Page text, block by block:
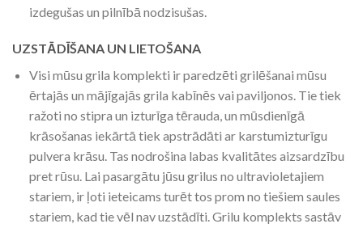
izdegušas un pilnībā nodzisušas.
UZSTĀDĪŠANA UN LIETOŠANA
Visi mūsu grila komplekti ir paredzēti grilēšanai mūsu
ērtajās un mājīgajās grila kabīnēs vai paviljonos. Tie tiek
ražoti no stipra un izturīga tērauda, un mūsdienīgā
krāsošanas iekārtā tiek apstrādāti ar karstumizturīgu
pulvera krāsu. Tas nodrošina labas kvalitātes aizsardzību
pret rūsu. Lai pasargātu jūsu grilus no ultravioletajiem
stariem, ir ļoti ieteicams turēt tos prom no tiešiem saules
stariem, kad tie vēl nav uzstādīti. Grilu komplekts sastāv